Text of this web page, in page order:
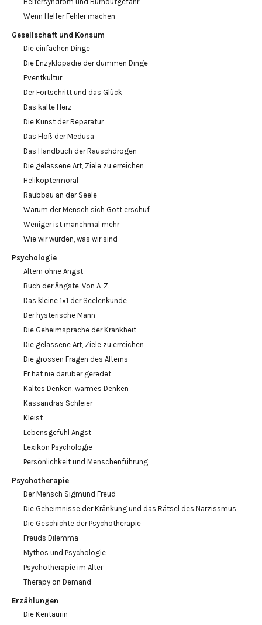
Wenn Helfer Fehler machen
Gesellschaft und Konsum
Die einfachen Dinge
Die Enzyklopädie der dummen Dinge
Eventkultur
Der Fortschritt und das Glück
Das kalte Herz
Die Kunst der Reparatur
Das Floß der Medusa
Das Handbuch der Rauschdrogen
Die gelassene Art, Ziele zu erreichen
Helikoptermoral
Raubbau an der Seele
Warum der Mensch sich Gott erschuf
Weniger ist manchmal mehr
Wie wir wurden, was wir sind
Psychologie
Altern ohne Angst
Buch der Ängste. Von A-Z.
Das kleine 1×1 der Seelenkunde
Der hysterische Mann
Die Geheimsprache der Krankheit
Die gelassene Art, Ziele zu erreichen
Die grossen Fragen des Alterns
Er hat nie darüber geredet
Kaltes Denken, warmes Denken
Kassandras Schleier
Kleist
Lebensgefühl Angst
Lexikon Psychologie
Persönlichkeit und Menschenführung
Psychotherapie
Der Mensch Sigmund Freud
Die Geheimnisse der Kränkung und das Rätsel des Narzissmus
Die Geschichte der Psychotherapie
Freuds Dilemma
Mythos und Psychologie
Psychotherapie im Alter
Therapy on Demand
Erzählungen
Die Kentaurin